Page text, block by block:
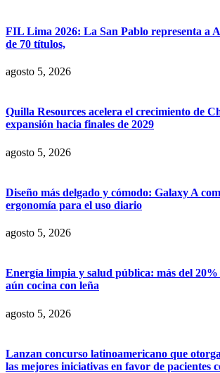
FIL Lima 2026: La San Pablo representa a
de 70 títulos,
agosto 5, 2026
Quilla Resources acelera el crecimiento de
expansión hacia finales de 2029
agosto 5, 2026
Diseño más delgado y cómodo: Galaxy A
ergonomía para el uso diario
agosto 5, 2026
Energía limpia y salud pública: más del 20%
aún cocina con leña
agosto 5, 2026
Lanzan concurso latinoamericano que
las mejores iniciativas en favor de pacientes